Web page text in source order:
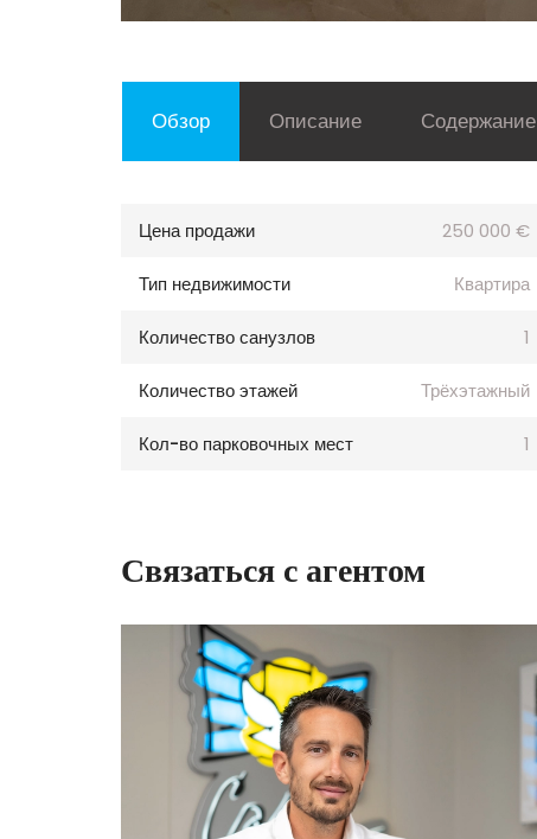
Обзор Описание Содержание
Цена продажи 250 000 €
Тип недвижимости Квартира
Количество санузлов 1
Количество этажей Трёхэтажный
Кол-во парковочных мест 1
Связаться с агентом